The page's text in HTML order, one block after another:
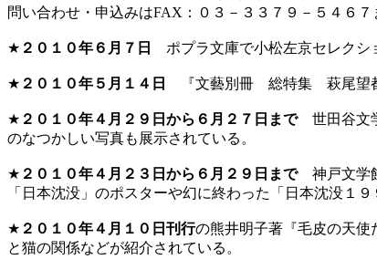
問い合わせ・申込みはFAX：０３－３３７９－５４６７
★ ２０１０年６月７日 ポプラ文庫で小松左京セレクシ
★ ２０１０年５月１４日 『文藝別冊 総特集 萩尾望
★ ２０１０年４月２９日から６月２７日まで世田谷文学
のなつかしい写真も展示されている。
★ ２０１０年４月２３日から６月２９日まで神戸文学館
「日本沈没」のポスターや幻に終わった「日本沈没１９
★ ２０１０年４月１０日刊行の熊井明子著『毛皮の天
と猫の関係などが紹介されている。